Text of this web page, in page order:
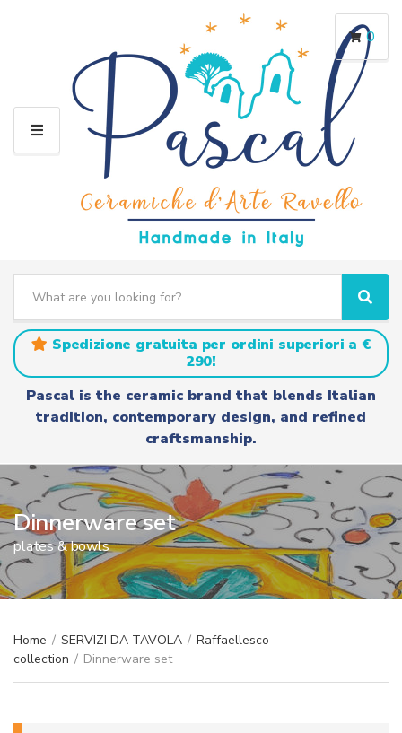
M
a
t
g
e
a
r
c
h
S
e
a
r
c
h
Spedizione gratuita per ordini superiori a €
290!
Pascal is the ceramic brand that blends Italian
tradition, contemporary design, and refined
craftsmanship.
0
Dinnerware set
plates & bowls
Home / SERVIZI DA TAVOLA / Raffaellesco
collection / Dinnerware set